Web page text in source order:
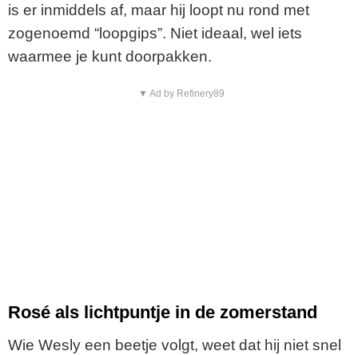
is er inmiddels af, maar hij loopt nu rond met
zogenoemd “loopgips”. Niet ideaal, wel iets
waarmee je kunt doorpakken.
▼ Ad by Refinery89
Rosé als lichtpuntje in de zomerstand
Wie Wesly een beetje volgt, weet dat hij niet snel